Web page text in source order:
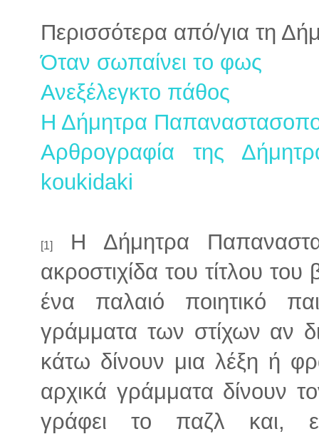
Περισσότερα από/για τη
Όταν σωπαίνει το φως
Ανεξέλεγκτο πάθος
Η Δήμητρα
Αρθρογραφία της
koukidaki
[1]
Η Δήμητρα
ακροστιχίδα του τίτλου του
ένα παλαιό ποιητικό
γράμματα των στίχων αν
κάτω δίνουν μια λέξη ή
αρχικά γράμματα δίνουν
γράφει το παζλ και,